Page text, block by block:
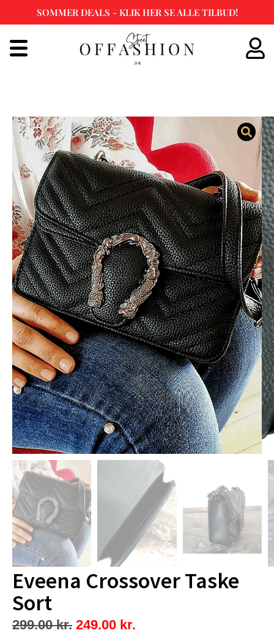
til
SOMMER DEALS - KLIK HER SE ALLE TILBUD!
Eveena Crossover Taske
Sort
299.00kr. 249.00 kr.